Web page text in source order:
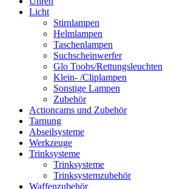
Licht
Stirnlampen
Helmlampen
Taschenlampen
Suchscheinwerfer
Glo Toobs/Rettungsleuchten
Klein- /Cliplampen
Sonstige Lampen
Zubehör
Actioncams und Zubehör
Tarnung
Abseilsysteme
Werkzeuge
Trinksysteme
Trinksysteme
Trinksystemzubehör
Waffenzubehör